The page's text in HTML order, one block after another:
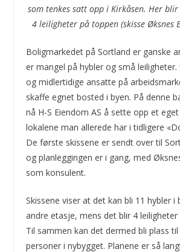
som tenkes satt opp i Kirkåsen. Her
4 leiligheter på toppen (skisse Øksnes
Boligmarkedet på Sortland er ganske
er mangel på hybler og små
og midlertidige ansatte på
skaffe egnet bosted i byen. På denne
nå H-S Eiendom AS å sette opp et
lokalene man allerede har i tidligere
De første skissene er sendt over til
og planleggingen er i gang, med
som konsulent.
Skissene viser at det kan bli 11 hybler
andre etasje, mens det blir 4
Til sammen kan det dermed bli plass
personer i nybygget. Planene er så